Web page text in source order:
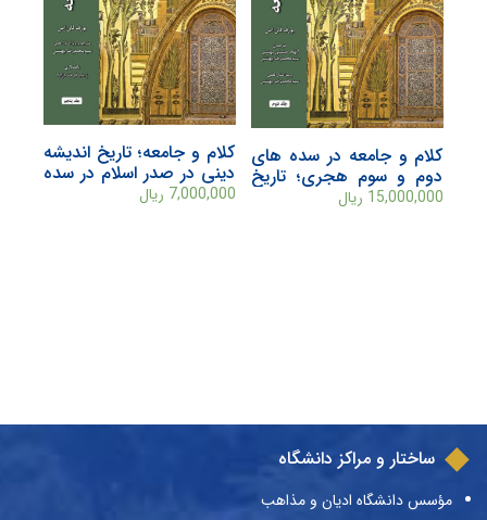
کلام و جامعه در سده های
دوم و سوم هجری؛ تاریخ
اندیشه دینی در صدر اسلام
15,000,000 ریال
کلام و جامعه؛ تاریخ اندیشه
دینی در صدر اسلام در سده
های دوم و سوم هجری
7,000,000 ریال
ساختار و مراکز دانشگاه
مؤسس دانشگاه ادیان و مذاهب